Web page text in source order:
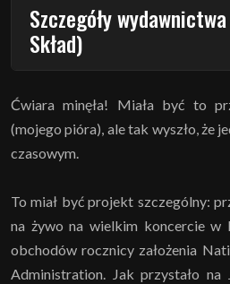
Szczegóły
Skład)
Ćwiara minęła! Miała być to
(mojego pióra), ale tak wyszło, że
czasowym.
To miał być projekt szczególny:
na żywo na wielkim koncercie w
obchodów rocznicy założenia
Administration. Jak przystało na